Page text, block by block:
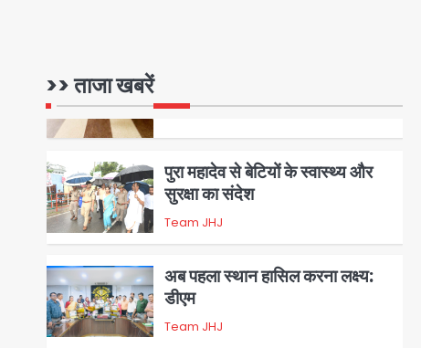
>> ताजा खबरें
5
1
पुरा महादेव से बेटियों के स्वास्थ्य और
सुरक्षा का संदेश
Team JHJ
2
अब पहला स्थान हासिल करना लक्ष्य:
डीएम
Team JHJ